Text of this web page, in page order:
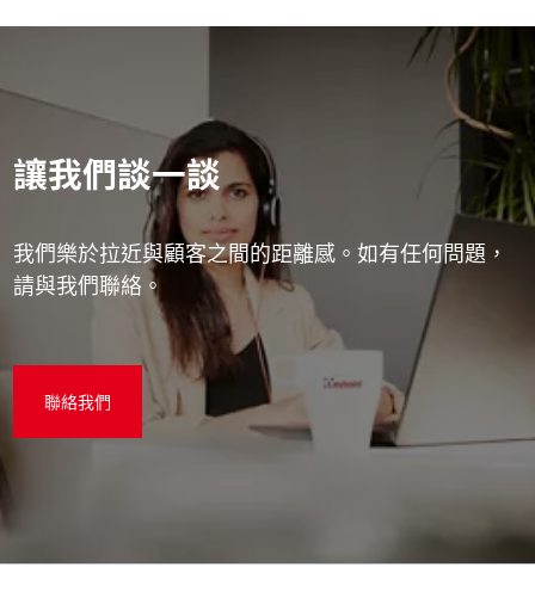
讓我們談一談
我們樂於拉近與顧客之間的距離感。如有任何問題，
請與我們聯絡。
聯絡我們